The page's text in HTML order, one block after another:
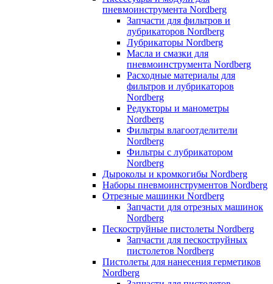
пневмоинструмента Nordberg
Запчасти для фильтров и
лубрикаторов Nordberg
Лубрикаторы Nordberg
Масла и смазки для
пневмоинструмента Nordberg
Расходные материалы для
фильтров и лубрикаторов
Nordberg
Редукторы и манометры
Nordberg
Фильтры влагоотделители
Nordberg
Фильтры с лубрикатором
Nordberg
Дыроколы и кромкогибы Nordberg
Наборы пневмоинструментов Nordberg
Отрезные машинки Nordberg
Запчасти для отрезных машинок
Nordberg
Пескоструйные пистолеты Nordberg
Запчасти для пескоструйных
пистолетов Nordberg
Пистолеты для нанесения герметиков
Nordberg